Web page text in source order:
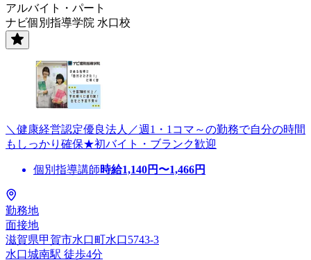
アルバイト・パート
ナビ個別指導学院 水口校
＼健康経営認定優良法人／週1・1コマ～の勤務で自分の時間
もしっかり確保★初バイト・ブランク歓迎
個別指導講師時給1,140円〜1,466円
勤務地
面接地
滋賀県甲賀市水口町水口5743-3
水口城南駅 徒歩4分